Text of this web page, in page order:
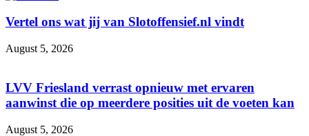
Vertel ons wat jij van Slotoffensief.nl vindt
August 5, 2026
LVV Friesland verrast opnieuw met ervaren
aanwinst die op meerdere posities uit de voeten kan
August 5, 2026